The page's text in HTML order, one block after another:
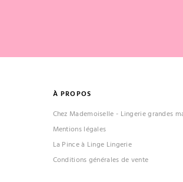
À PROPOS
Chez Mademoiselle - Lingerie grandes
Mentions légales
La Pince à Linge Lingerie
Conditions générales de vente